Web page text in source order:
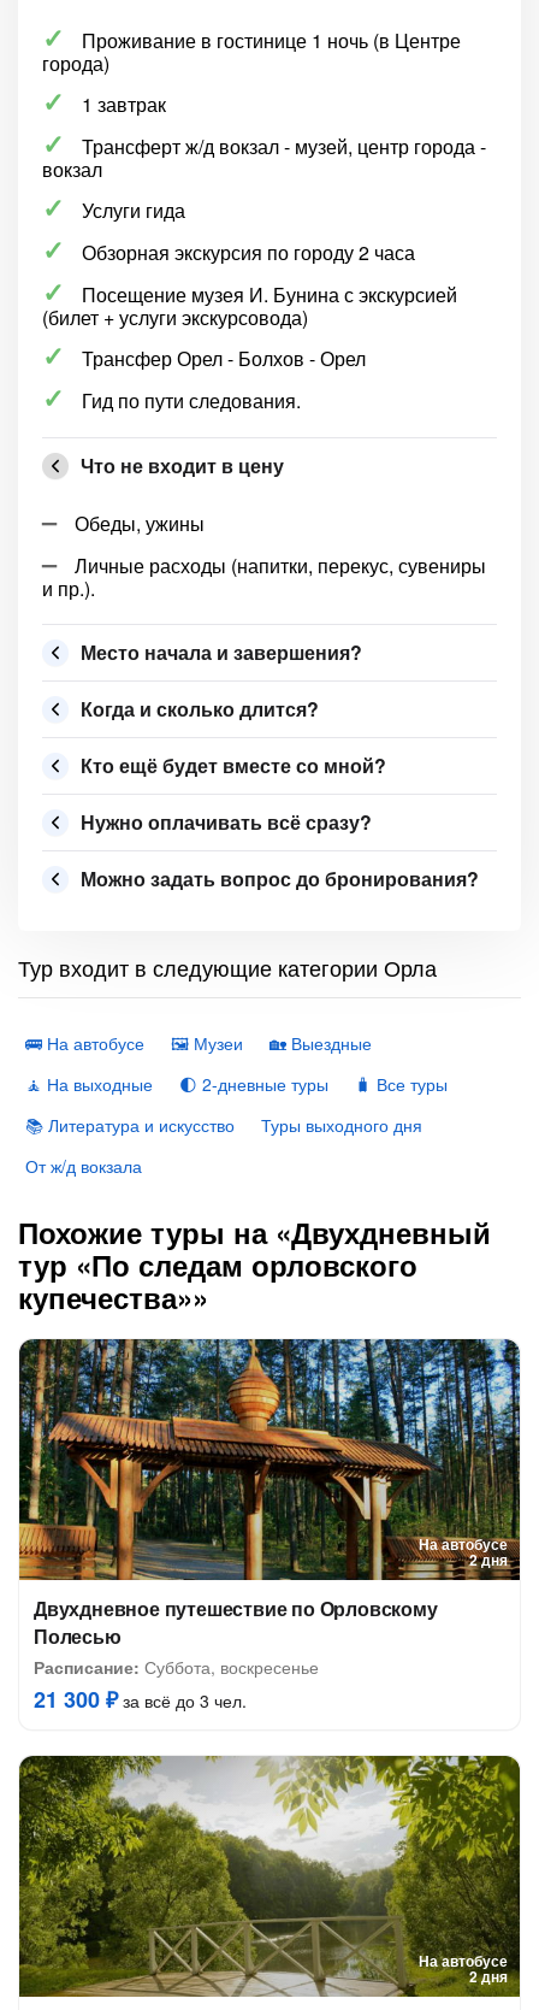
Проживание в гостинице 1 ночь (в Центре
города)
1 завтрак
Трансферт ж/д вокзал - музей, центр города -
вокзал
Услуги гида
Обзорная экскурсия по городу 2 часа
Посещение музея И. Бунина с экскурсией
(билет + услуги экскурсовода)
Трансфер Орел - Болхов - Орел
Гид по пути следования.
Что не входит в цену
Обеды, ужины
Личные расходы (напитки, перекус, сувениры
и пр.).
Место начала и завершения?
Когда и сколько длится?
Кто ещё будет вместе со мной?
Нужно оплачивать всё сразу?
Можно задать вопрос до бронирования?
Тур входит в следующие категории Орла
🚌 На автобусе 🖼 Музеи
🏡 Выездные
🧘 На выходные
🌓 2-дневные туры
🧳 Все туры
📚 Литература и искусство
Туры выходного дня
От ж/д вокзала
Похожие туры на «Двухдневный
тур «По следам орловского
купечества»»
На автобусе
2 дня
Двухдневное путешествие по Орловскому
Полесью
Расписание: Суббота, воскресенье
21 300 ₽за всё до 3 чел.
На автобусе
2 дня